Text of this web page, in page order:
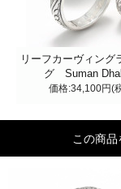
リーフカーヴィング
グ Suman
価格:34,100円(
この商